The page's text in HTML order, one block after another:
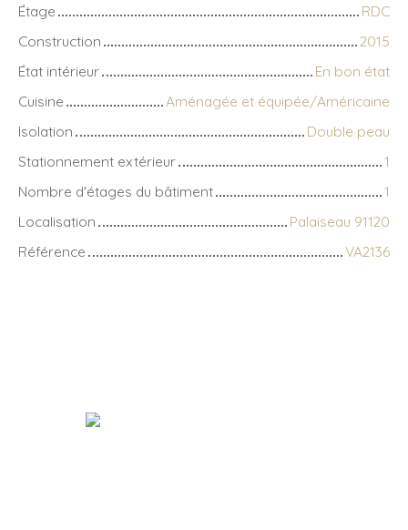
Étage
RDC
Construction
2015
État intérieur
En bon état
Cuisine
Aménagée et équipée/Américaine
Isolation
Double peau
Stationnement extérieur
1
Nombre d'étages du bâtiment
1
Localisation
Palaiseau 91120
Référence
VA2136